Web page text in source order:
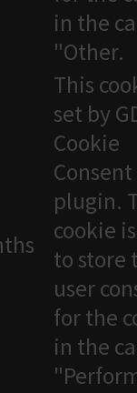
in the
"Other.
This
set by
Cookie
Consent
plugin.
cookie
to store
user
for the
in the